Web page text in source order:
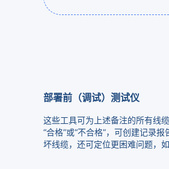
部署前（调试）测试仪
这些工具可为上述备注的所有线
“合格”或“不合格”，可创建记录
坏线缆，还可定位更困难问题，